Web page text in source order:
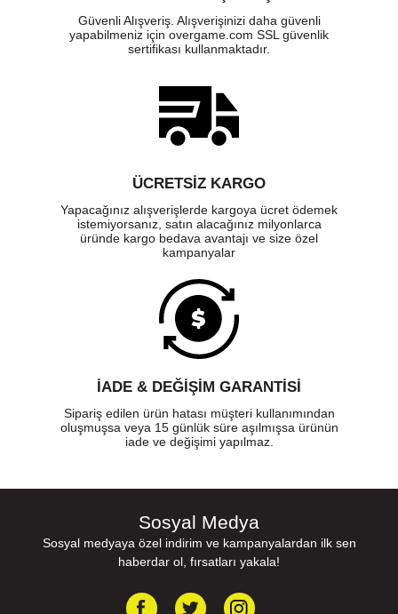
Güvenli Alışveriş. Alışverişinizi daha güvenli
yapabilmeniz için overgame.com SSL güvenlik
sertifikası kullanmaktadır.
ÜCRETSIZ KARGO
Yapacağınız alışverişlerde kargoya ücret ödemek
istemiyorsanız, satın alacağınız milyonlarca
üründe kargo bedava avantajı ve size özel
kampanyalar
İADE & DEĞİŞİM GARANTİSİ
Sipariş edilen ürün hatası müşteri kullanımından
oluşmuşsa veya 15 günlük süre aşılmışsa ürünün
iade ve değişimi yapılmaz.
Sosyal Medya
Sosyal medyaya özel indirim ve kampanyalardan ilk sen
haberdar ol, fırsatları yakala!